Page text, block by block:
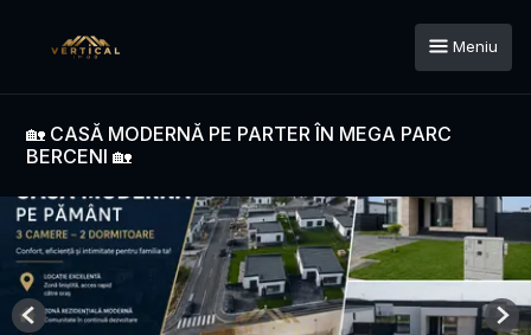
Meniu
🏡 CASĂ MODERNĂ PE PARTER ÎN MEGA PARC
BERCENI 🏡
Previous